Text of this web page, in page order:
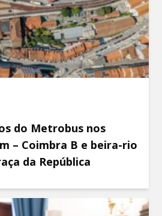
do Metrobus nos
– Coimbra B e beira-rio
da República